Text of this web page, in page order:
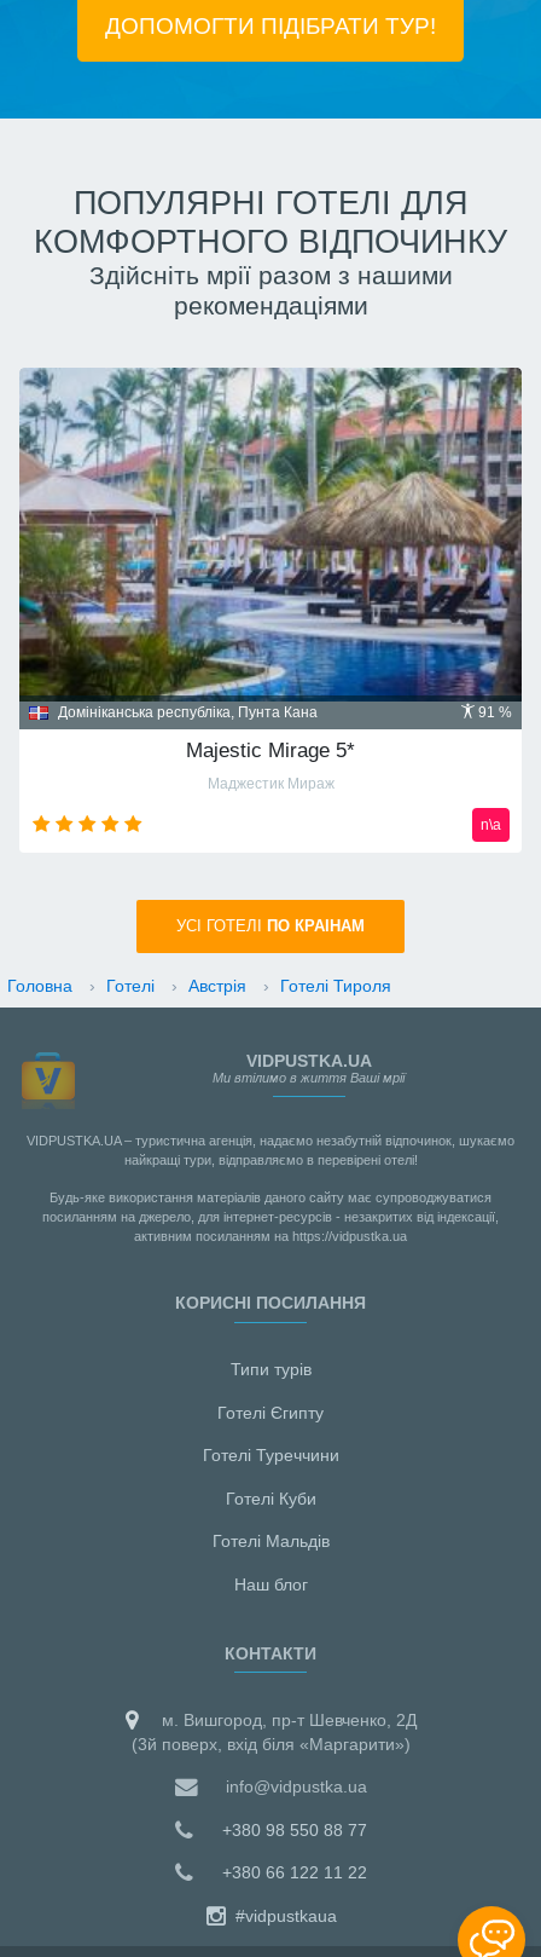
ДОПОМОГТИ ПІДIБРАТИ ТУР!
ПОПУЛЯРНІ ГОТЕЛІ ДЛЯ
КОМФОРТНОГО ВІДПОЧИНКУ
Здійсніть мрії разом з нашими
рекомендаціями
91 %
Домініканська республіка, Пунта Кана
Majestic Mirage 5*
Маджестик Мираж
n\a
УСI ГОТЕЛІ ПО КРАIНАМ
Головна › Готелі › Австрія › Готелі Тироля
VIDPUSTKA.UA
Ми втілимо в життя Ваші мрії
VIDPUSTKA.UA – туристична агенція, надаємо незабутній відпочинок, шукаємо
найкращі тури, відправляємо в перевірені отелі!
Будь-яке використання матеріалів даного сайту має супроводжуватися
посиланням на джерело, для інтернет-ресурсів - незакритих від індексації,
активним посиланням на https://vidpustka.ua
КОРИСНІ ПОСИЛАННЯ
Типи турів
Готелі Єгипту
Готелі Туреччини
Готелі Куби
Готелі Мальдiв
Наш блог
КОНТАКТИ
м. Вишгород, пр-т Шевченко, 2Д
(3й поверх, вхід біля «Маргарити»)
info@vidpustka.ua
+380 98 550 88 77
+380 66 122 11 22
#vidpustkaua